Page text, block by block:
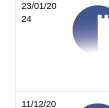
23/01/20
24
11/12/20